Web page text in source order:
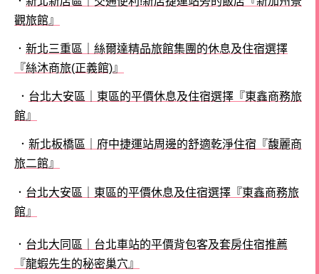
觀旅館』
． 新北三重區｜絲爾達精品旅館集團的休息及住宿選擇
『絲沐商旅(正義館)』
． 台北大安區｜東區的平價休息及住宿選擇『東鑫商務旅
館』
． 新北板橋區｜府中捷運站周邊的舒適乾淨住宿『馥麗商
旅二館』
． 台北大安區｜東區的平價休息及住宿選擇『東鑫商務旅
館』
． 台北大同區｜台北車站的平價背包客及套房住宿推薦
『龍蝦先生的秘密巢穴』